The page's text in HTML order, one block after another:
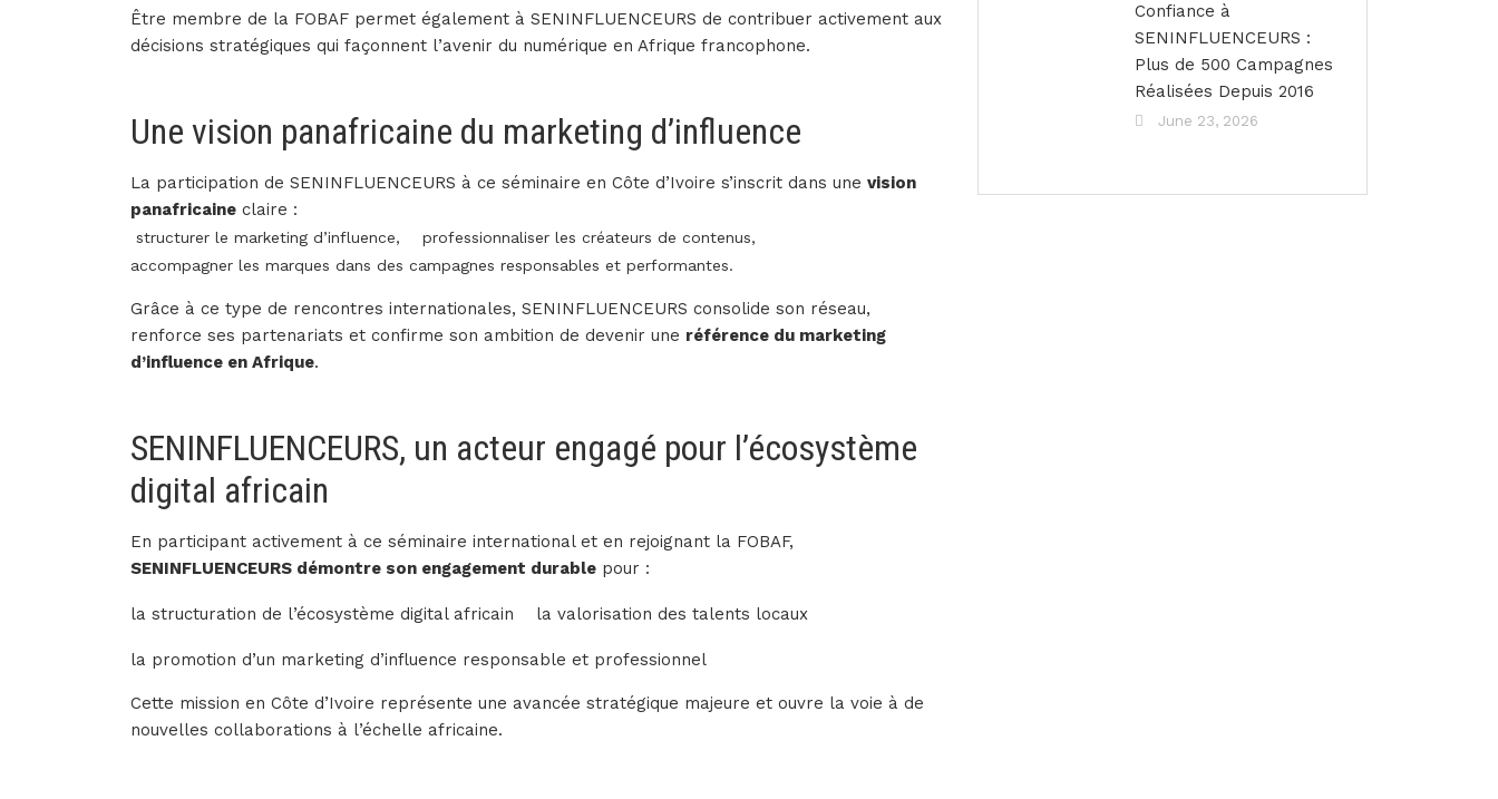
Être membre de la FOBAF permet également à SENINFLUENCEURS de contribuer activement aux
décisions stratégiques qui façonnent l’avenir du numérique en Afrique francophone.
Une vision panafricaine du marketing d’influence
La participation de SENINFLUENCEURS à ce séminaire en Côte d’Ivoire s’inscrit dans une vision
panafricaine claire :
structurer le marketing d’influence,
professionnaliser les créateurs de contenus,
accompagner les marques dans des campagnes responsables et performantes.
Grâce à ce type de rencontres internationales, SENINFLUENCEURS consolide son réseau,
renforce ses partenariats et confirme son ambition de devenir une référence du marketing
d’influence en Afrique.
SENINFLUENCEURS, un acteur engagé pour l’écosystème
digital africain
En participant activement à ce séminaire international et en rejoignant la FOBAF,
SENINFLUENCEURS démontre son engagement durable pour :
la structuration de l’écosystème digital africain la valorisation des talents locaux
la promotion d’un marketing d’influence responsable et professionnel
Cette mission en Côte d’Ivoire représente une avancée stratégique majeure et ouvre la voie à de
nouvelles collaborations à l’échelle africaine.
Confiance à
SENINFLUENCEURS :
Plus de 500 Campagnes
Réalisées Depuis 2016
June 23, 2026